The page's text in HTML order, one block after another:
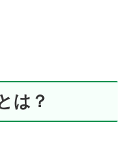
は？